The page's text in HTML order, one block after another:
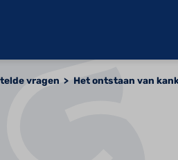
vragen Het ontstaan van